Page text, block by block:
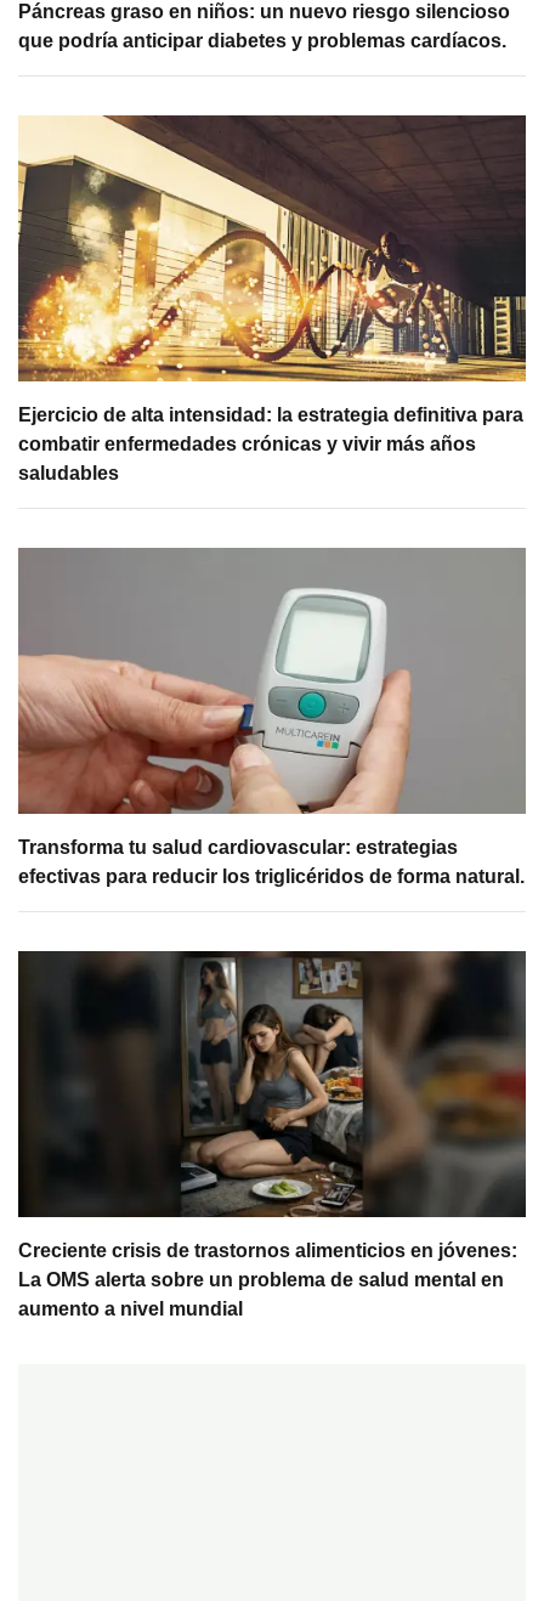
Páncreas graso en niños: un nuevo riesgo silencioso
que podría anticipar diabetes y problemas cardíacos.
Ejercicio de alta intensidad: la estrategia definitiva para
combatir enfermedades crónicas y vivir más años
saludables
Transforma tu salud cardiovascular: estrategias
efectivas para reducir los triglicéridos de forma natural.
Creciente crisis de trastornos alimenticios en jóvenes:
La OMS alerta sobre un problema de salud mental en
aumento a nivel mundial